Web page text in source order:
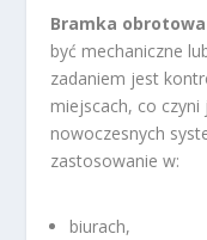
Bramka obrotowa
być mechaniczne
zadaniem jest
miejscach, co
nowoczesnych
zastosowanie w:
biurach,